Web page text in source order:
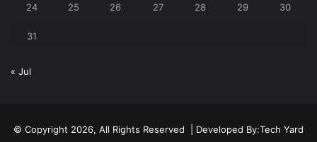
24 25 26 27 28 29 30
31
« Jul
© Copyright 2026, All Rights Reserved | Developed By:Tech Yard